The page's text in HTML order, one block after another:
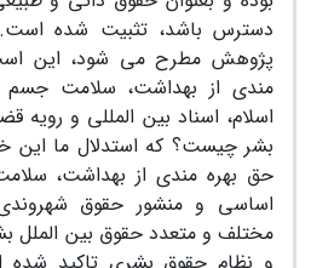
دسترس باشد، تثبیت شده
پژوهش مطرح می شود، این
مندی از بهداشت، سلامت جسم
اسلام، اسناد بین المللی و رویه
بشر چیست؟ که استدلال ما این
حق بهره مندی از بهداشت،
اساسی و منشور حقوق
مختلف و متعدد حقوق بین الملل